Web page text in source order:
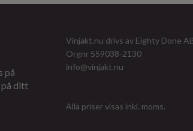
på
på ditt
Vinjakt.nu drivs av Eighty Done
Orgnr 559038-2130
info@vinjakt.nu
Alla priser visas inkl. moms.